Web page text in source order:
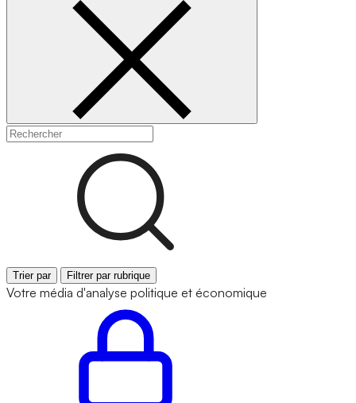
Trier par Filtrer par rubrique
Votre média d'analyse politique et économique